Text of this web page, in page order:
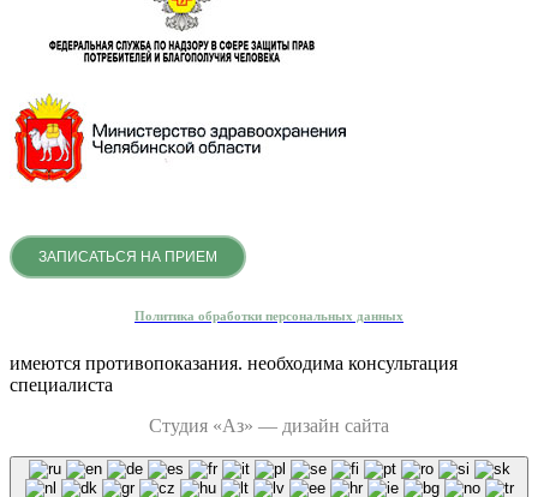
ЗАПИСАТЬСЯ НА ПРИЕМ
Политика обработки персональных данных
имеются противопоказания. необходима консультация
специалиста
Студия «Аз» — дизайн сайта